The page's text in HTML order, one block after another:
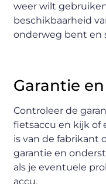
weer wilt
beschikbaarheid
onderweg bent en
Garantie
Controleer de
fietsaccu en kijk of
is van de fabrikant
garantie en
als je eventuele
accu.